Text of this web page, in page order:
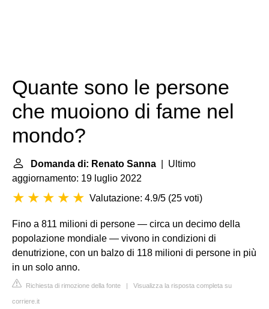
Quante sono le persone
che muoiono di fame nel
mondo?
Domanda di: Renato Sanna | Ultimo
aggiornamento: 19 luglio 2022
Valutazione: 4.9/5 (25 voti)
Fino a 811 milioni di persone — circa un decimo della
popolazione mondiale — vivono in condizioni di
denutrizione, con un balzo di 118 milioni di persone in più
in un solo anno.
Richiesta di rimozione della fonte | Visualizza la risposta completa su
corriere.it